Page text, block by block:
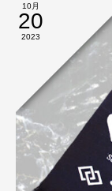
10月
20
2023